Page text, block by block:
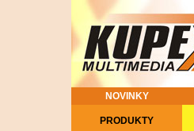
NOVINKY
PRODUKTY